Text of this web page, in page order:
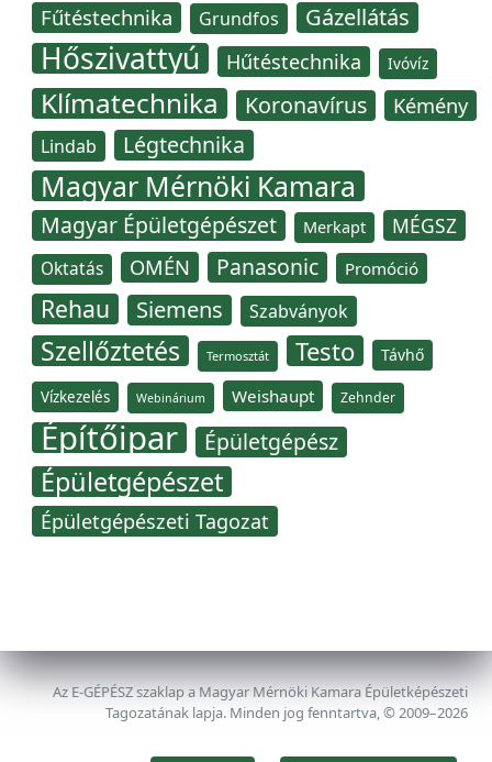
Fűtéstechnika Grundfos Gázellátás
Hőszivattyú Hűtéstechnika Ivóvíz
Klímatechnika Koronavírus Kémény
Lindab Légtechnika
Magyar Mérnöki Kamara
Magyar Épületgépészet Merkapt MÉGSZ
Oktatás OMÉN Panasonic Promóció
Rehau Siemens Szabványok
Szellőztetés Termosztát Testo Távhő
Vízkezelés Webinárium Weishaupt Zehnder
Építőipar Épületgépész
Épületgépészet
Épületgépészeti Tagozat
Az E-GÉPÉSZ szaklap a Magyar Mérnöki Kamara Épületképészeti
Tagozatának lapja. Minden jog fenntartva, © 2009–2026